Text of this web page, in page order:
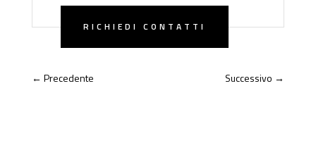
RICHIEDI CONTATTI
← Precedente Successivo →